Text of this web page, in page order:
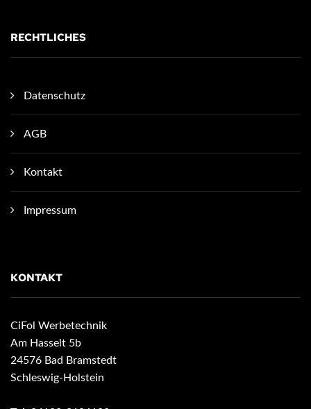
RECHTLICHES
Datenschutz
AGB
Kontakt
Impressum
KONTAKT
CiFol Werbetechnik
Am Hasselt 5b
24576 Bad Bramstedt
Schleswig-Holstein